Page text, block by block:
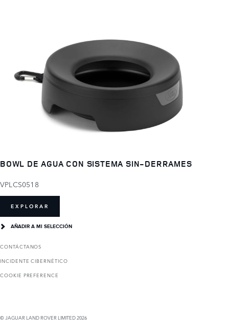
BOWL DE AGUA CON SISTEMA SIN-DERRAMES
VPLCS0518
EXPLORAR
AÑADIR A MI SELECCIÓN
CONTÁCTANOS
INCIDENTE CIBERNÉTICO
COOKIE PREFERENCE
© JAGUAR LAND ROVER LIMITED 2026